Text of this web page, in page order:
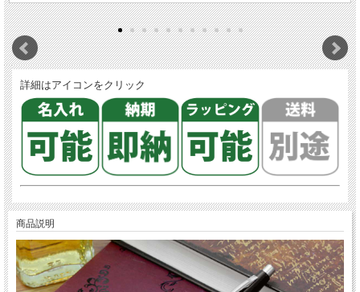
詳細はアイコンをクリック
商品説明